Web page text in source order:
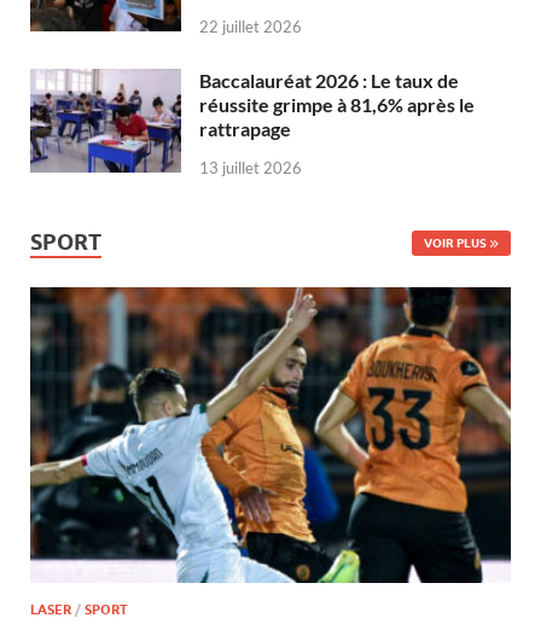
22 juillet 2026
Baccalauréat 2026 : Le taux de
réussite grimpe à 81,6% après le
rattrapage
13 juillet 2026
SPORT VOIR PLUS
LASER / SPORT